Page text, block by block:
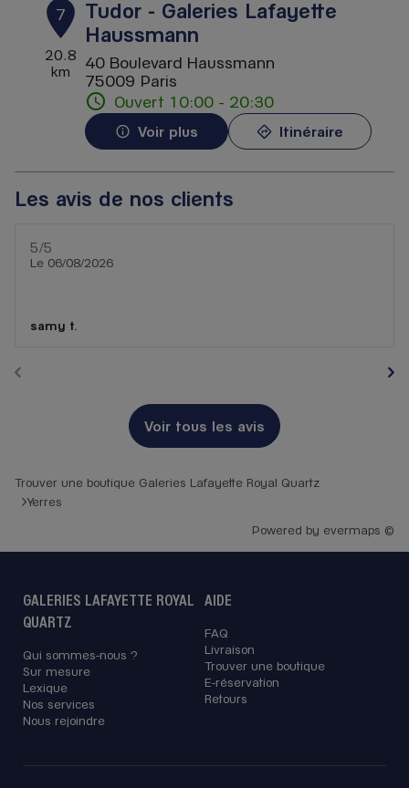
7
20.8
km
Tudor - Galeries Lafayette
Haussmann
40 Boulevard Haussmann
75009 Paris
Ouvert 10:00 - 20:30
Voir plus Itinéraire
Les avis de nos clients
5/5
Le 06/08/2026
samy t.
Voir tous les avis
Trouver une boutique Galeries Lafayette Royal Quartz
Yerres
Powered by evermaps ©
GALERIES LAFAYETTE ROYAL
QUARTZ
Qui sommes-nous ?
Sur mesure
Lexique
Nos services
Nous rejoindre
AIDE
FAQ
Livraison
Trouver une boutique
E-réservation
Retours